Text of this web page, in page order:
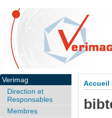
Accueil
Verimag
Direction et
Responsables
Membres